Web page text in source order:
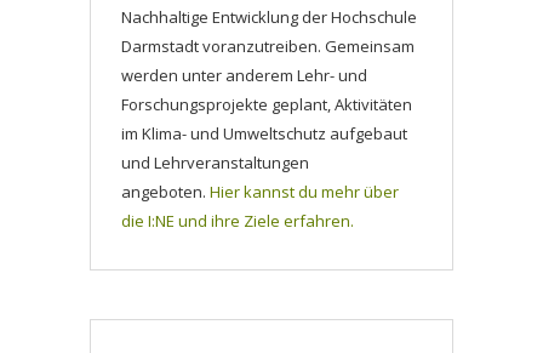
Nachhaltige Entwicklung der Hochschule
Darmstadt voranzutreiben. Gemeinsam
werden unter anderem Lehr- und
Forschungsprojekte geplant, Aktivitäten
im Klima- und Umweltschutz aufgebaut
und Lehrveranstaltungen
angeboten. Hier kannst du mehr über
die I:NE und ihre Ziele erfahren.